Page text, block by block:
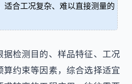
适合工况复杂、难以直接测量的
检测目的、样品特征、工况
约束等因素，综合选择适宜